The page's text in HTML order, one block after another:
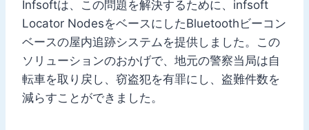
Infsoftは、この問題を解決するために、infsoft
Locator NodesをベースにしたBluetoothビーコン
ベースの屋内追跡システムを提供しました。この
ソリューションのおかげで、地元の警察当局は自
転車を取り戻し、窃盗犯を有罪にし、盗難件数を
減らすことができました。